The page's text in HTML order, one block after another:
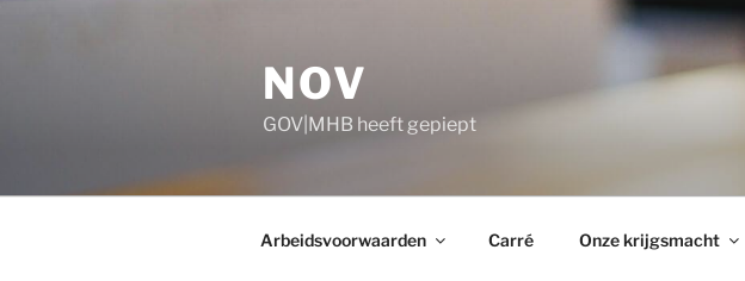
NOV
GOV|MHB heeft gepiept
Arbeidsvoorwaarden Carré Onze krijgsmacht